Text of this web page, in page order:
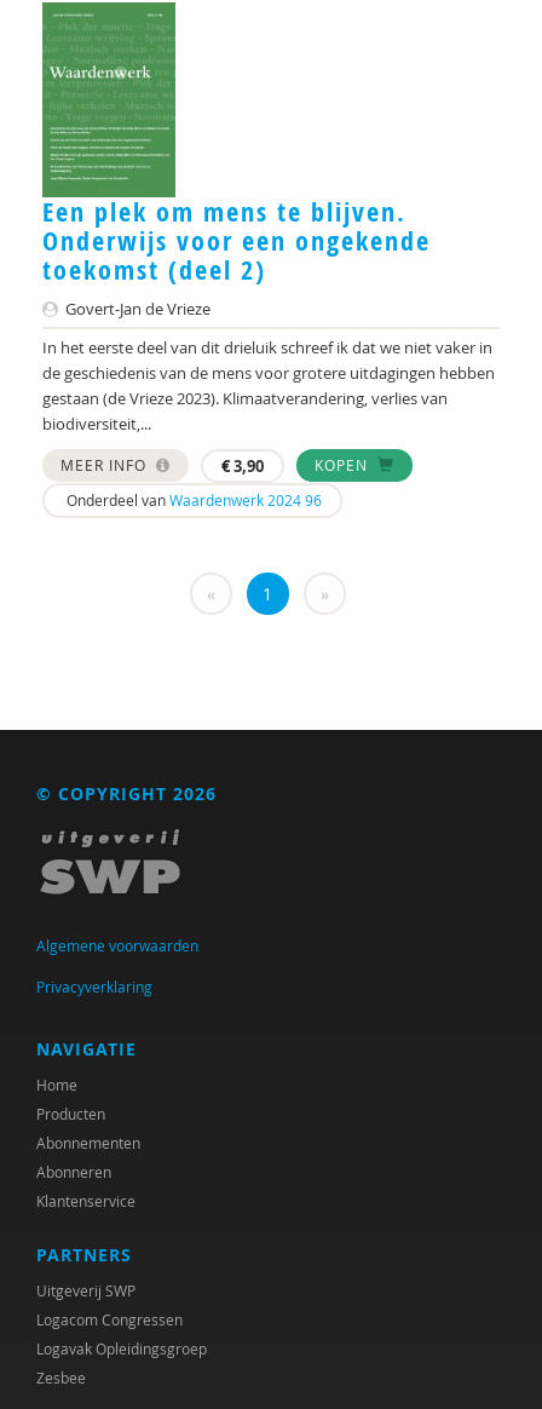
J.Zevalkink
Judith Conijn
KBA Nijmegen
KNMG
Landelijk Kenniscentrum LVB
M.D
Marga
Mariëlle Bruning
Marije L. Verhage
McKeique
MD
PhD
Sardes
Sonja
Taylor
René . Spitz
René .C. Hoksbergen
Erna ‘t Hart
Judith ’t Gilde
Ralph A. Brown
Een plek om mens te blijven.
Onderwijs voor een ongekende
toekomst (deel 2)
Govert-Jan de Vrieze
In het eerste deel van dit drieluik schreef ik dat we niet vaker in
de geschiedenis van de mens voor grotere uitdagingen hebben
gestaan (de Vrieze 2023). Klimaatverandering, verlies van
biodiversiteit,...
MEER INFO €3,90
KOPEN
Onderdeel vanWaardenwerk 2024 96
« 1 »
© COPYRIGHT 2026
Algemene voorwaarden
Privacyverklaring
NAVIGATIE
Home
Producten
Abonnementen
Abonneren
Klantenservice
PARTNERS
Uitgeverij SWP
Logacom Congressen
Logavak Opleidingsgroep
Zesbee